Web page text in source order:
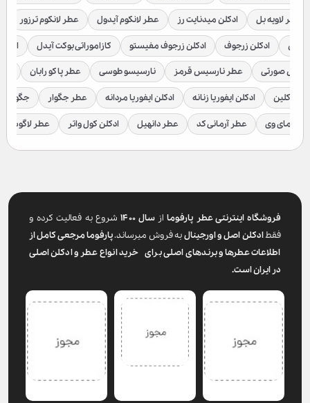
عطر لاویه بل ادکلن میدنایت رز عطر لانکوم آیدول عطر لانکوم ترزور
ادکلن زرجوف ادکلن زرجوف مفیستو کازاموراتی بوکت آیدل
صورتی عطر نارسیس قرمز نارسیسو طوسی عطر پاکو رابان
کلین ادکلن ایفوریا زنانه ادکلن ایفوریا مردانه عطر جگوار جگوار
عطر مای وی عطر آرمانی کد عطر دانهیل ادکلن کول واتر عطر لاگوست
فروشگاه اینترنتی عطر پارفوما از سال ۱۴۰۰
شروع به فعالیت کرده و
فقطادکلن اصل و اورجینالبه فروش میرساند.پارفومامرجعی کامل از
اطلاعات عطرها و برندهای اصلی برای خرید انواع عطر و ادکلن اصلی
در ایران است.